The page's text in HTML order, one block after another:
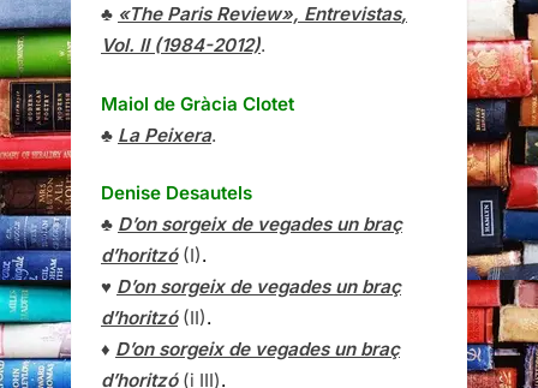
♣ «The Paris Review», Entrevistas,
Vol. II (1984-2012).
Maiol de Gràcia Clotet
♣ La Peixera.
Denise Desautels
♣ D’on sorgeix de vegades un braç
d’horitzó(I).
♥ D’on sorgeix de vegades un braç
d’horitzó(II).
♦ D’on sorgeix de vegades un braç
d’horitzó(i III).